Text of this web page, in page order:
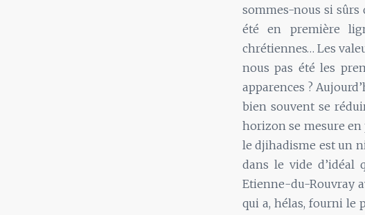
sommes-nous si sûrs
été en première
chrétiennes… Les
nous pas été les
apparences ?
bien souvent se
horizon se mesure en
le djihadisme est un
dans le vide d’idéal
Etienne-du-Rouvray
qui a, hélas, fourni le